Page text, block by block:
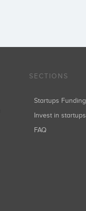
SECTIONS
Startups Funding
Invest in startups
FAQ